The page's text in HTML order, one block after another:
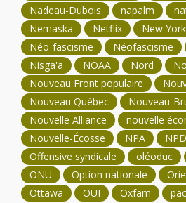
Nadeau-Dubois
napalm
Nemaska
Netflix
New
Néo-fascisme
Néofascisme
Nisga'a
NOAA Nord
Nouveau Front populaire
Nouveau Québec
Nouveau-
Nouvelle Alliance
nouvelle
Nouvelle-Écosse
NPA NPD
Offensive syndicale
oléoduc
ONU
Option nationale
Ottawa
OUI Oxfam